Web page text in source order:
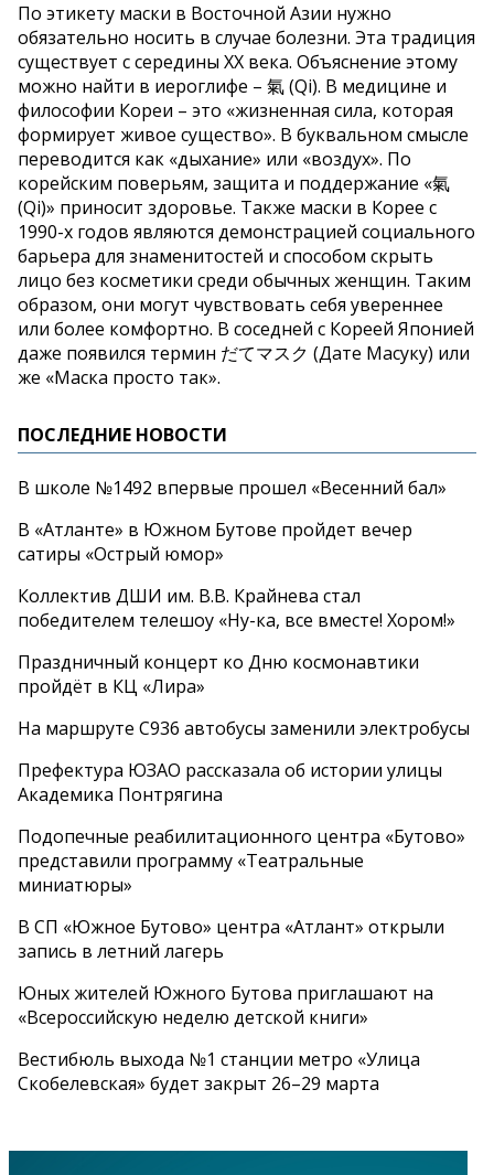
По этикету маски в Восточной Азии нужно
обязательно носить в случае болезни. Эта традиция
существует с середины XX века. Объяснение этому
можно найти в иероглифе – 氣 (Qi). В медицине и
философии Кореи – это «жизненная сила, которая
формирует живое существо». В буквальном смысле
переводится как «дыхание» или «воздух». По
корейским поверьям, защита и поддержание «氣
(Qi)» приносит здоровье. Также маски в Корее с
1990-х годов являются демонстрацией социального
барьера для знаменитостей и способом скрыть
лицо без косметики среди обычных женщин. Таким
образом, они могут чувствовать себя увереннее
или более комфортно. В соседней с Кореей Японией
даже появился термин だてマスク (Дате Масуку) или
же «Маска просто так».
ПОСЛЕДНИЕ НОВОСТИ
В школе №1492 впервые прошел «Весенний бал»
В «Атланте» в Южном Бутове пройдет вечер
сатиры «Острый юмор»
Коллектив ДШИ им. В.В. Крайнева стал
победителем телешоу «Ну-ка, все вместе! Хором!»
Праздничный концерт ко Дню космонавтики
пройдёт в КЦ «Лира»
На маршруте С936 автобусы заменили электробусы
Префектура ЮЗАО рассказала об истории улицы
Академика Понтрягина
Подопечные реабилитационного центра «Бутово»
представили программу «Театральные
миниатюры»
В СП «Южное Бутово» центра «Атлант» открыли
запись в летний лагерь
Юных жителей Южного Бутова приглашают на
«Всероссийскую неделю детской книги»
Вестибюль выхода №1 станции метро «Улица
Скобелевская» будет закрыт 26–29 марта